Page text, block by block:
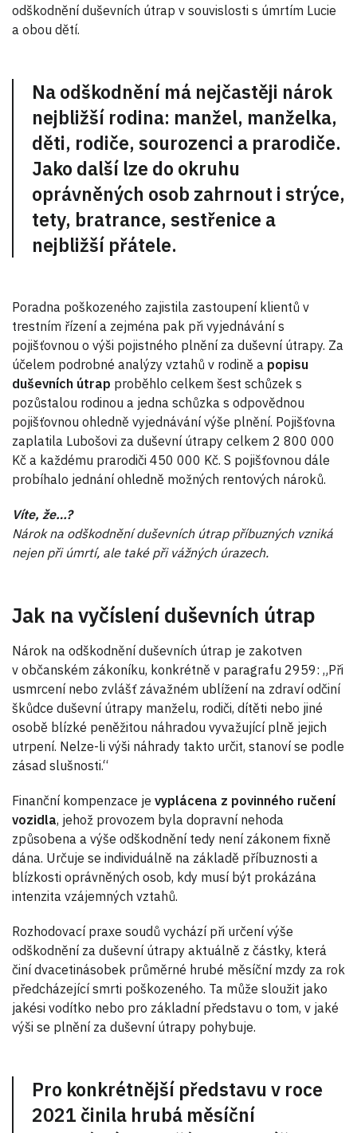
odškodnění duševních útrap v souvislosti s úmrtím Lucie
a obou dětí.
Na odškodnění má nejčastěji nárok
nejbližší rodina: manžel, manželka,
děti, rodiče, sourozenci a prarodiče.
Jako další lze do okruhu
oprávněných osob zahrnout i strýce,
tety, bratrance, sestřenice a
nejbližší přátele.
Poradna poškozeného zajistila zastoupení klientů v
trestním řízení a zejména pak při vyjednávání s
pojišťovnou o výši pojistného plnění za duševní útrapy. Za
účelem podrobné analýzy vztahů v rodině a popisu
duševních útrap proběhlo celkem šest schůzek s
pozůstalou rodinou a jedna schůzka s odpovědnou
pojišťovnou ohledně vyjednávání výše plnění. Pojišťovna
zaplatila Lubošovi za duševní útrapy celkem 2 800 000
Kč a každému prarodiči 450 000 Kč. S pojišťovnou dále
probíhalo jednání ohledně možných rentových nároků.
Víte, že…?
Nárok na odškodnění duševních útrap příbuzných vzniká
nejen při úmrtí, ale také při vážných úrazech.
Jak na vyčíslení duševních útrap
Nárok na odškodnění duševních útrap je zakotven
v občanském zákoníku, konkrétně v paragrafu 2959: „Při
usmrcení nebo zvlášť závažném ublížení na zdraví odčiní
škůdce duševní útrapy manželu, rodiči, dítěti nebo jiné
osobě blízké peněžitou náhradou vyvažující plně jejich
utrpení. Nelze-li výši náhrady takto určit, stanoví se podle
zásad slušnosti.“
Finanční kompenzace je vyplácena z povinného ručení
vozidla, jehož provozem byla dopravní nehoda
způsobena a výše odškodnění tedy není zákonem fixně
dána. Určuje se individuálně na základě příbuznosti a
blízkosti oprávněných osob, kdy musí být prokázána
intenzita vzájemných vztahů.
Rozhodovací praxe soudů vychází při určení výše
odškodnění za duševní útrapy aktuálně z částky, která
činí dvacetinásobek průměrné hrubé měsíční mzdy za rok
předcházející smrti poškozeného. Ta může sloužit jako
jakési vodítko nebo pro základní představu o tom, v jaké
výši se plnění za duševní útrapy pohybuje.
Pro konkrétnější představu v roce
2021 činila hrubá měsíční